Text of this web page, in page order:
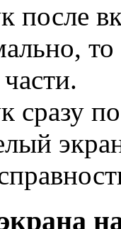
после
сразу